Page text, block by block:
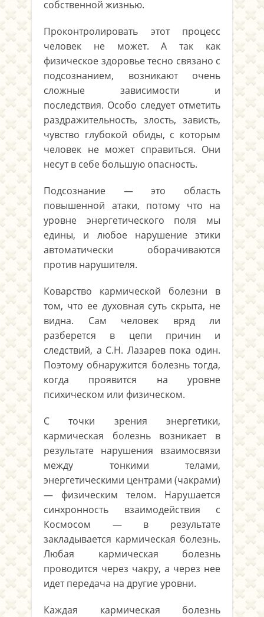
собственной жизнью.
Проконтролировать этот процесс
человек не может. А так как
физическое здоровье тесно связано с
подсознанием, возникают очень
сложные зависимости и
последствия. Особо следует отметить
раздражительность, злость, зависть,
чувство глубокой обиды, с которым
человек не может справиться. Они
несут в себе большую опасность.
Подсознание — это область
повышенной атаки, потому что на
уровне энергетического поля мы
едины, и любое нарушение этики
автоматически оборачиваются
против нарушителя.
Коварство кармической болезни в
том, что ее духовная суть скрыта, не
видна. Сам человек вряд ли
разберется в цепи причин и
следствий, а С.Н. Лазарев пока один.
Поэтому обнаружится болезнь тогда,
когда проявится на уровне
психическом или физическом.
С точки зрения энергетики,
кармическая болезнь возникает в
результате нарушения взаимосвязи
между тонкими телами,
энергетическими центрами (чакрами)
— физическим телом. Нарушается
синхронность взаимодействия с
Космосом — в результате
закладывается кармическая болезнь.
Любая кармическая болезнь
проводится через чакру, а через нее
идет передача на другие уровни.
Каждая кармическая болезнь